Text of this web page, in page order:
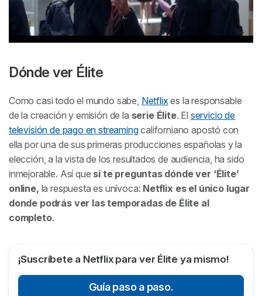
Dónde ver Élite
Como casi todo el mundo sabe, Netflix es la responsable
de la creación y emisión de la serie Élite. El servicio de
televisión de pago en streamingcaliforniano apostó con
ella por una de sus primeras producciones españolas y la
elección, a la vista de los resultados de audiencia, ha sido
inmejorable. Así que si te preguntas dónde ver ‘Élite’
online, la respuesta es unívoca: Netflix es el único lugar
donde podrás ver las temporadas de Éliteal
completo.
¡Suscríbete a Netflix para ver Élite ya mismo!
Guía paso a paso.